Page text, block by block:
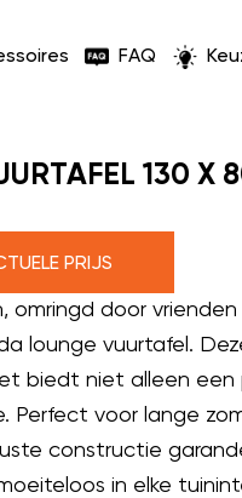
FAQ
130 X
PRIJS
door vrienden
lounge vuurtafel.
biedt niet alleen een
Perfect voor lange
constructie
in elke